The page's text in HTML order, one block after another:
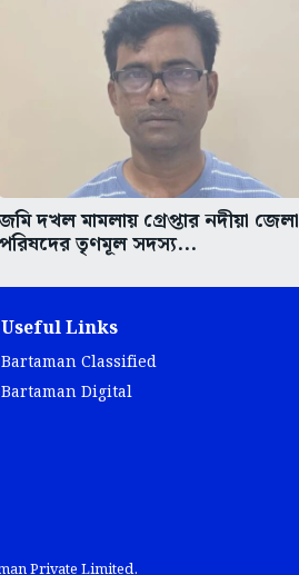
জমি দখল মামলায় গ্রেপ্তার নদীয়া জেলা
পরিষদের তৃণমূল সদস্য...
Useful Links
Bartaman Classified
Bartaman Digital
Private Limited.